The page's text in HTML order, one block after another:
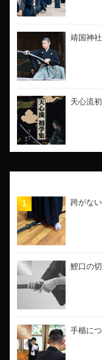
靖国神
天心流
跨がな
鯉口の
手楯に